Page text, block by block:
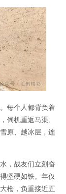
每个人都背负着
伺机重返马渠、
原、越冰层，连
，战友们立刻奋
坚硬如铁。年仅
枪，负重接近五